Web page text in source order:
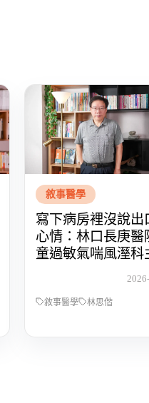
敘事醫學
寫下病房裡沒說出
心情：林口長庚醫
童過敏氣喘風溼科
敘事醫學 林思偕